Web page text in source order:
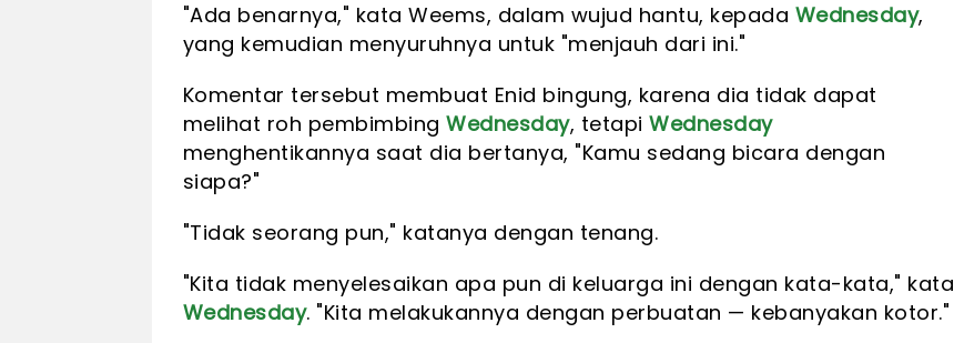
"Ada benarnya," kata Weems, dalam wujud hantu, kepada Wednesday,
yang kemudian menyuruhnya untuk "menjauh dari ini."
Komentar tersebut membuat Enid bingung, karena dia tidak dapat
melihat roh pembimbing Wednesday, tetapi Wednesday
menghentikannya saat dia bertanya, "Kamu sedang bicara dengan
siapa?"
"Tidak seorang pun," katanya dengan tenang.
"Kita tidak menyelesaikan apa pun di keluarga ini dengan kata-kata," kata
Wednesday. "Kita melakukannya dengan perbuatan — kebanyakan kotor."